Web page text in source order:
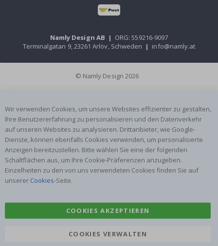
Namly Design AB | ORG: 559216-9097
Terminalgatan 9, 23261 Arlöv, Schweden | info@namly.at
© Namly Design 2026
Wir verwenden Cookies, um unsere Websites effizienter zu gestalten,
Ihre Benutzererfahrung zu personalisieren und den Datenverkehr
auf unseren Websites zu analysieren. Drittanbieter, wie Google-
Dienste, können ebenfalls Cookies verwenden, um personalisierte
Anzeigen bereitzustellen. Bitte wählen Sie eine der folgenden
Schaltflächen aus, um Ihre Cookie-Präferenzen anzugeben.
Einzelheiten zu den von uns verwendeten Cookies finden Sie auf
unserer Cookies-Seite.
COOKIES AKZEPTIEREN
COOKIES VERWALTEN